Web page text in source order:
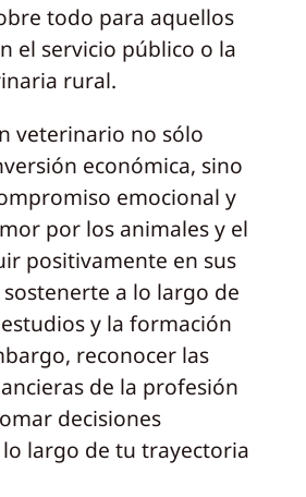
todo para aquellos
el servicio público o la
rural.
veterinario no sólo
económica, sino
emocional y
por los animales y el
positivamente en sus
a lo largo de
y la formación
reconocer las
de la profesión
decisiones
largo de tu trayectoria